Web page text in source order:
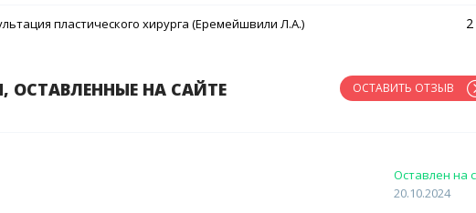
пластического хирурга (Еремейшвили Л.А.)
ОСТАВЛЕННЫЕ НА САЙТЕ ОСТАВИТЬ ОТЗЫВ
Оставлен на
20.10.2024